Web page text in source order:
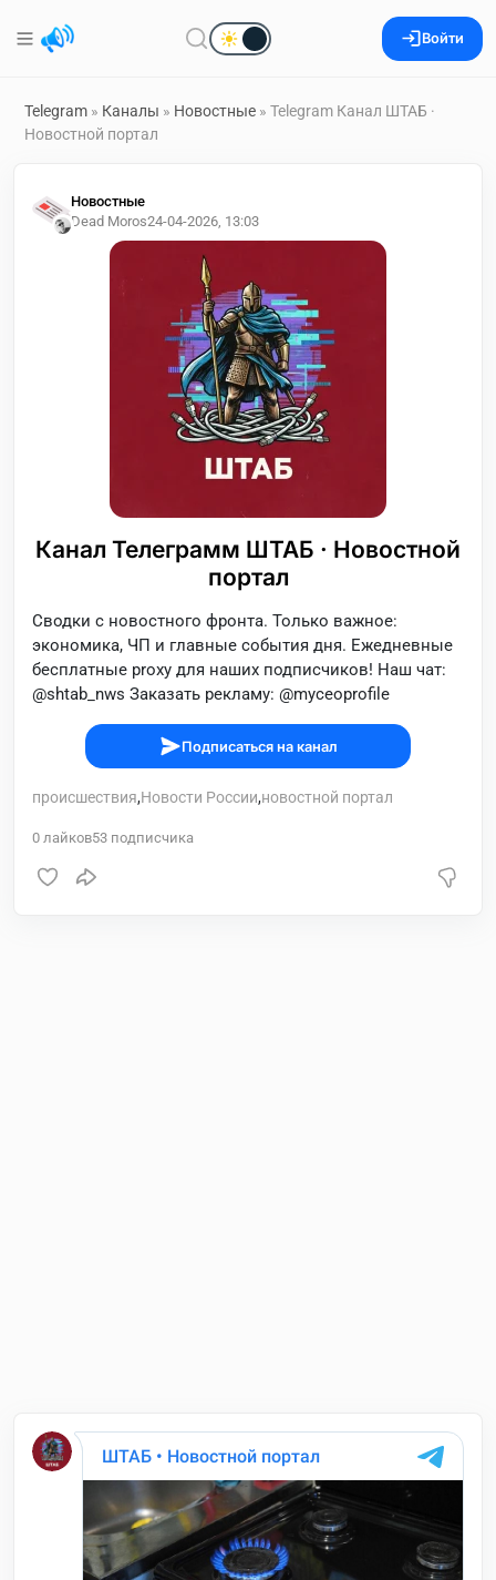
Войти
Telegram » Каналы » Новостные » Telegram Канал ШТАБ ·
Новостной портал
Новостные
Dead Moros24-04-2026, 13:03
Канал Телеграмм ШТАБ · Новостной
портал
Сводки с новостного фронта. Только важное:
экономика, ЧП и главные события дня. Ежедневные
бесплатные proxy для наших подписчиков! Наш чат:
@shtab_nws Заказать рекламу: @myceoprofile
Подписаться на канал
происшествия,Новости России,новостной портал
0 лайков53 подписчика